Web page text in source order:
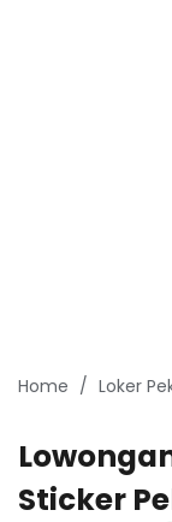
Home Loker
Sticker